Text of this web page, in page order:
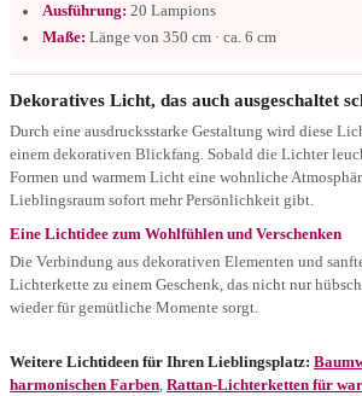
Ausführung: 20 Lampions
Maße: Länge von 350 cm · ca. 6 cm
Dekoratives Licht, das auch ausgeschaltet
Durch eine ausdrucksstarke Gestaltung wird diese
einem dekorativen Blickfang. Sobald die Lichter
Formen und warmem Licht eine wohnliche
Lieblingsraum sofort mehr Persönlichkeit gibt.
Eine Lichtidee zum Wohlfühlen und Verschenken
Die Verbindung aus dekorativen Elementen und
Lichterkette zu einem Geschenk, das nicht nur
wieder für gemütliche Momente sorgt.
Weitere Lichtideen für Ihren Lieblingsplatz:
harmonischen Farben Rattan-Lichterketten für